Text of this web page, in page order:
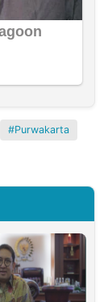
Purwakarta